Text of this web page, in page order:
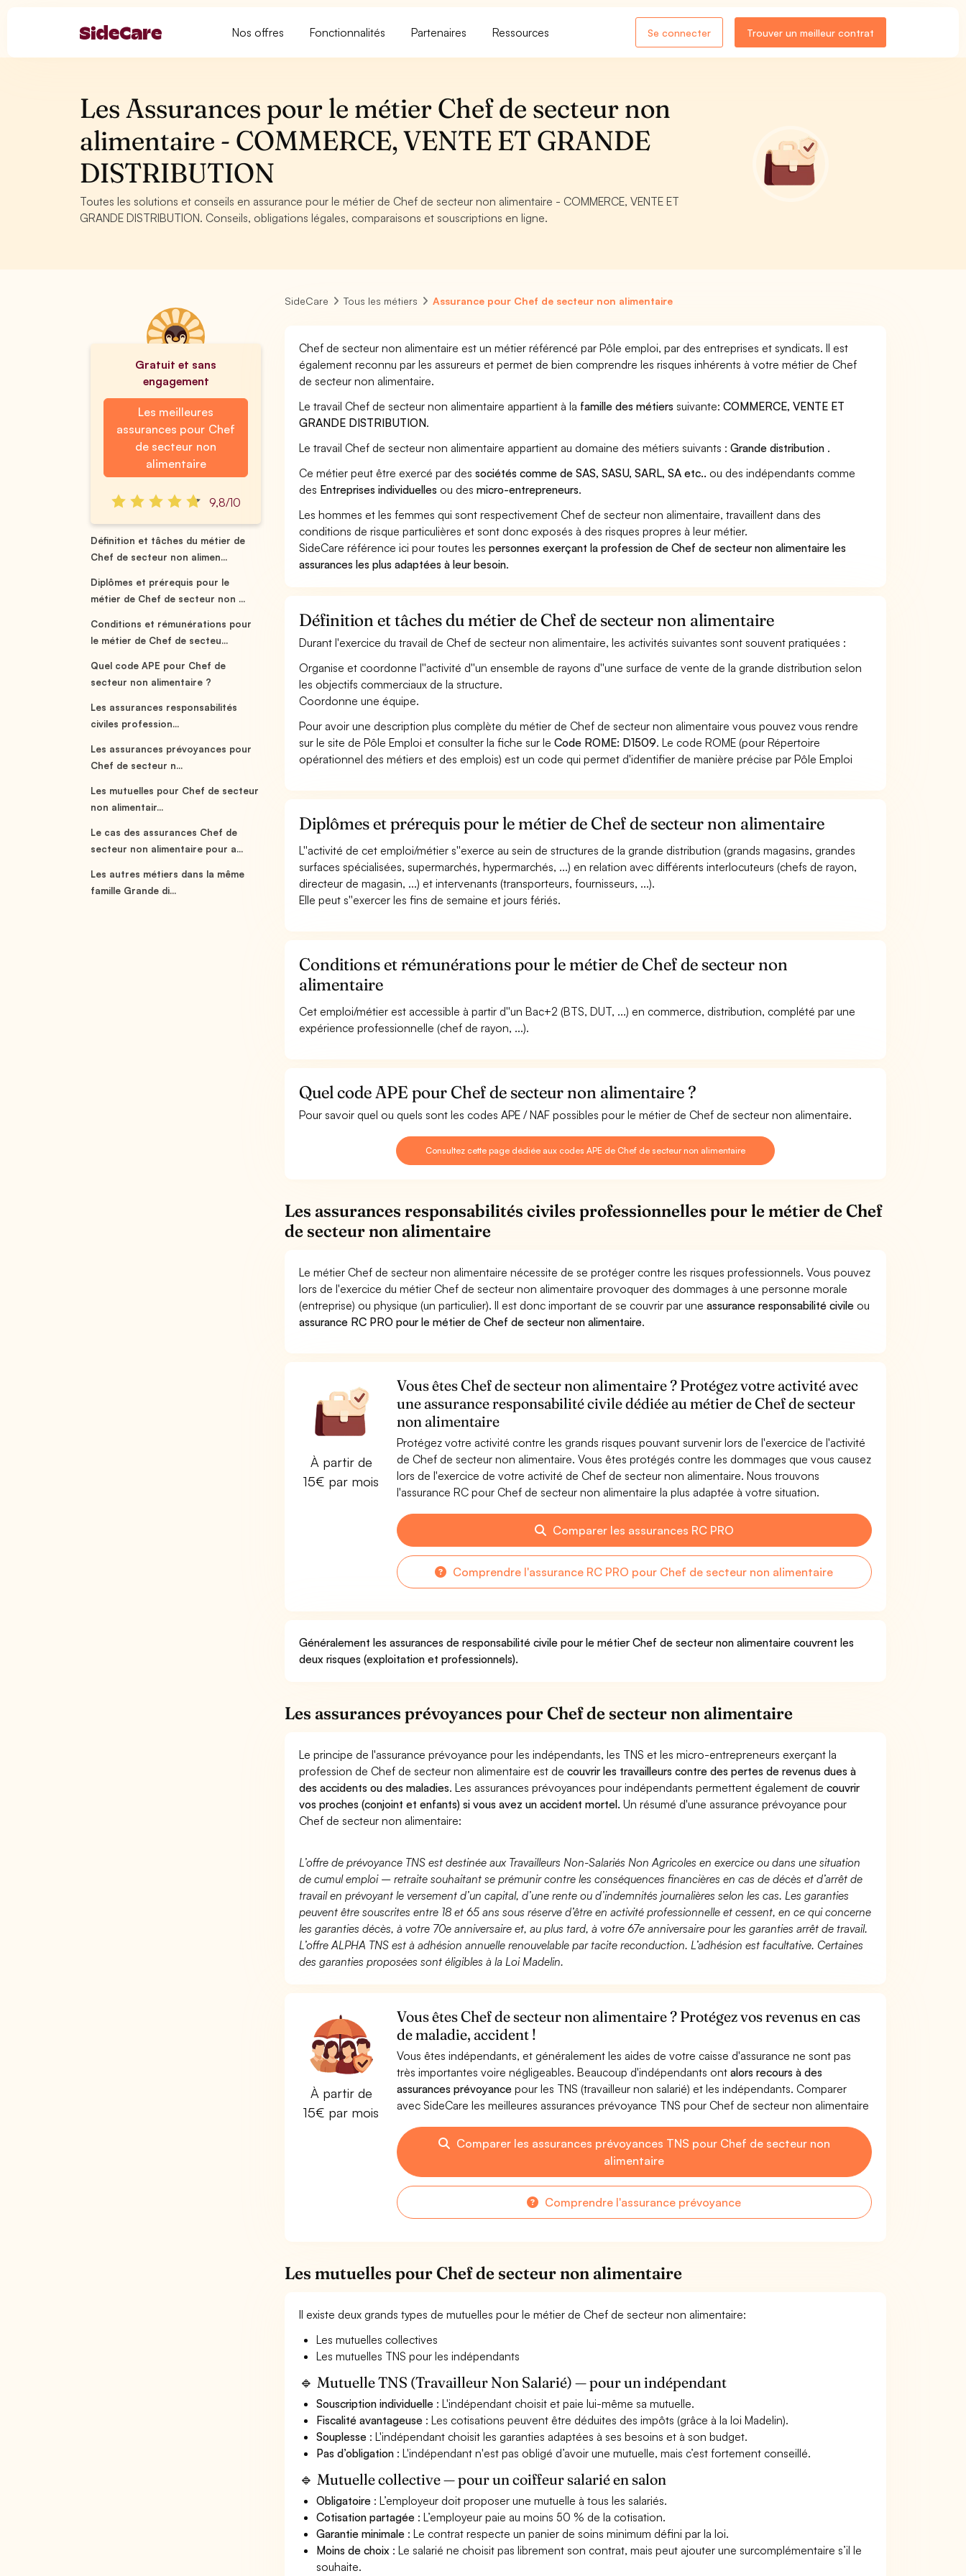
Nos offres Fonctionnalités Partenaires Ressources Se connecter Trouver un meilleur contrat
Les Assurances pour le métier Chef de secteur non
alimentaire - COMMERCE, VENTE ET GRANDE
DISTRIBUTION
Toutes les solutions et conseils en assurance pour le métier de Chef de secteur non alimentaire - COMMERCE, VENTE ET
GRANDE DISTRIBUTION. Conseils, obligations légales, comparaisons et souscriptions en ligne.
Gratuit et sans
engagement
Les meilleures
assurances pour Chef
de secteur non
alimentaire
9,8/10
Définition et tâches du métier de
Chef de secteur non alimen...
Diplômes et prérequis pour le
métier de Chef de secteur non ...
Conditions et rémunérations pour
le métier de Chef de secteu...
Quel code APE pour Chef de
secteur non alimentaire ?
Les assurances responsabilités
civiles profession...
Les assurances prévoyances pour
Chef de secteur n...
Les mutuelles pour Chef de secteur
non alimentair...
Le cas des assurances Chef de
secteur non alimentaire pour a...
Les autres métiers dans la même
famille Grande di...
SideCare Tous les métiers Assurance pour Chef de secteur non alimentaire
Chef de secteur non alimentaire est un métier référencé par Pôle emploi, par des entreprises et syndicats. Il est
également reconnu par les assureurs et permet de bien comprendre les risques inhérents à votre métier de Chef
de secteur non alimentaire.
Le travail Chef de secteur non alimentaire appartient à la famille des métiers suivante:COMMERCE, VENTE ET
GRANDE DISTRIBUTION.
Le travail Chef de secteur non alimentaire appartient au domaine des métiers suivants :Grande distribution .
Ce métier peut être exercé par dessociétés comme de SAS, SASU, SARL, SA etc.. ou des indépendants comme
des Entreprises individuelles ou desmicro-entrepreneurs.
Les hommes et les femmes qui sont respectivement Chef de secteur non alimentaire, travaillent dans des
conditions de risque particulières et sont donc exposés à des risques propres à leur métier.
SideCare référence ici pour toutes lespersonnes exerçant la profession de Chef de secteur non alimentaire les
assurances les plus adaptées à leur besoin.
Définition et tâches du métier de Chef de secteur non alimentaire
Durant l'exercice du travail de Chef de secteur non alimentaire, les activités suivantes sont souvent pratiquées :
Organise et coordonne l''activité d''un ensemble de rayons d''une surface de vente de la grande distribution selon
les objectifs commerciaux de la structure.
Coordonne une équipe.
Pour avoir une description plus complète du métier de Chef de secteur non alimentaire vous pouvez vous rendre
sur le site de Pôle Emploi et consulter la fiche sur leCode ROME: D1509. Le code ROME (pour Répertoire
opérationnel des métiers et des emplois) est un code qui permet d'identifier de manière précise par Pôle Emploi
Diplômes et prérequis pour le métier de Chef de secteur non alimentaire
L''activité de cet emploi/métier s''exerce au sein de structures de la grande distribution (grands magasins, grandes
surfaces spécialisées, supermarchés, hypermarchés, ...) en relation avec différents interlocuteurs (chefs de rayon,
directeur de magasin, ...) et intervenants (transporteurs, fournisseurs, ...).
Elle peut s''exercer les fins de semaine et jours fériés.
Conditions et rémunérations pour le métier de Chef de secteur non
alimentaire
Cet emploi/métier est accessible à partir d''un Bac+2 (BTS, DUT, ...) en commerce, distribution, complété par une
expérience professionnelle (chef de rayon, ...).
Quel code APE pour Chef de secteur non alimentaire ?
Pour savoir quel ou quels sont les codes APE / NAF possibles pour le métier de Chef de secteur non alimentaire.
Consultez cette page dédiée aux codes APE de Chef de secteur non alimentaire
Les assurances responsabilités civiles professionnelles pour le métier de Chef
de secteur non alimentaire
Le métier Chef de secteur non alimentaire nécessite de se protéger contre les risques professionnels. Vous pouvez
lors de l'exercice du métier Chef de secteur non alimentaire provoquer des dommages à une personne morale
(entreprise) ou physique (un particulier). Il est donc important de se couvrir par uneassurance responsabilité civile ou
assurance RC PRO pour le métier de Chef de secteur non alimentaire.
À partir de
15€ par mois
Vous êtes Chef de secteur non alimentaire ? Protégez votre activité avec
une assurance responsabilité civile dédiée au métier de Chef de secteur
non alimentaire
Protégez votre activité contre les grands risques pouvant survenir lors de l'exercice de l'activité
de Chef de secteur non alimentaire. Vous êtes protégés contre les dommages que vous causez
lors de l'exercice de votre activité de Chef de secteur non alimentaire. Nous trouvons
l'assurance RC pour Chef de secteur non alimentaire la plus adaptée à votre situation.
Comparer les assurances RC PRO
Comprendre l'assurance RC PRO pour Chef de secteur non alimentaire
Généralement les assurances de responsabilité civile pour le métier Chef de secteur non alimentaire couvrent les
deux risques (exploitation et professionnels).
Les assurances prévoyances pour Chef de secteur non alimentaire
Le principe de l'assurance prévoyance pour les indépendants, les TNS et les micro-entrepreneurs exerçant la
profession de Chef de secteur non alimentaire est decouvrir les travailleurs contre des pertes de revenus dues à
des accidents ou des maladies. Les assurances prévoyances pour indépendants permettent également decouvrir
vos proches (conjoint et enfants) si vous avez un accident mortel. Un résumé d'une assurance prévoyance pour
Chef de secteur non alimentaire:
L’offre de prévoyance TNS est destinée aux Travailleurs Non-Salariés Non Agricoles en exercice ou dans une situation
de cumul emploi – retraite souhaitant se prémunir contre les conséquences financières en cas de décès et d’arrêt de
travail en prévoyant le versement d’un capital, d’une rente ou d’indemnités journalières selon les cas. Les garanties
peuvent être souscrites entre 18 et 65 ans sous réserve d’être en activité professionnelle et cessent, en ce qui concerne
les garanties décès, à votre 70e anniversaire et, au plus tard, à votre 67e anniversaire pour les garanties arrêt de travail.
L’offre ALPHA TNS est à adhésion annuelle renouvelable par tacite reconduction. L’adhésion est facultative. Certaines
des garanties proposées sont éligibles à la Loi Madelin.
À partir de
15€ par mois
Vous êtes Chef de secteur non alimentaire ? Protégez vos revenus en cas
de maladie, accident !
Vous êtes indépendants, et généralement les aides de votre caisse d'assurance ne sont pas
très importantes voire négligeables. Beaucoup d'indépendants ont alors recours à des
assurances prévoyancepour les TNS (travailleur non salarié) et les indépendants. Comparer
avec SideCare les meilleures assurances prévoyance TNS pour Chef de secteur non alimentaire
Comparer les assurances prévoyances TNS pour Chef de secteur non
alimentaire
Comprendre l'assurance prévoyance
Les mutuelles pour Chef de secteur non alimentaire
Il existe deux grands types de mutuelles pour le métier de Chef de secteur non alimentaire:
Les mutuelles collectives
Les mutuelles TNS pour les indépendants
🔹 Mutuelle TNS (Travailleur Non Salarié) — pour un indépendant
Souscription individuelle : L'indépendant choisit et paie lui-même sa mutuelle.
Fiscalité avantageuse : Les cotisations peuvent être déduites des impôts (grâce à la loi Madelin).
Souplesse : L'indépendant choisit les garanties adaptées à ses besoins et à son budget.
Pas d’obligation : L'indépendant n'est pas obligé d’avoir une mutuelle, mais c’est fortement conseillé.
🔹 Mutuelle collective — pour un coiffeur salarié en salon
Obligatoire : L’employeur doit proposer une mutuelle à tous les salariés.
Cotisation partagée : L’employeur paie au moins 50 % de la cotisation.
Garantie minimale : Le contrat respecte un panier de soins minimum défini par la loi.
Moins de choix : Le salarié ne choisit pas librement son contrat, mais peut ajouter une surcomplémentaire s’il le
souhaite.